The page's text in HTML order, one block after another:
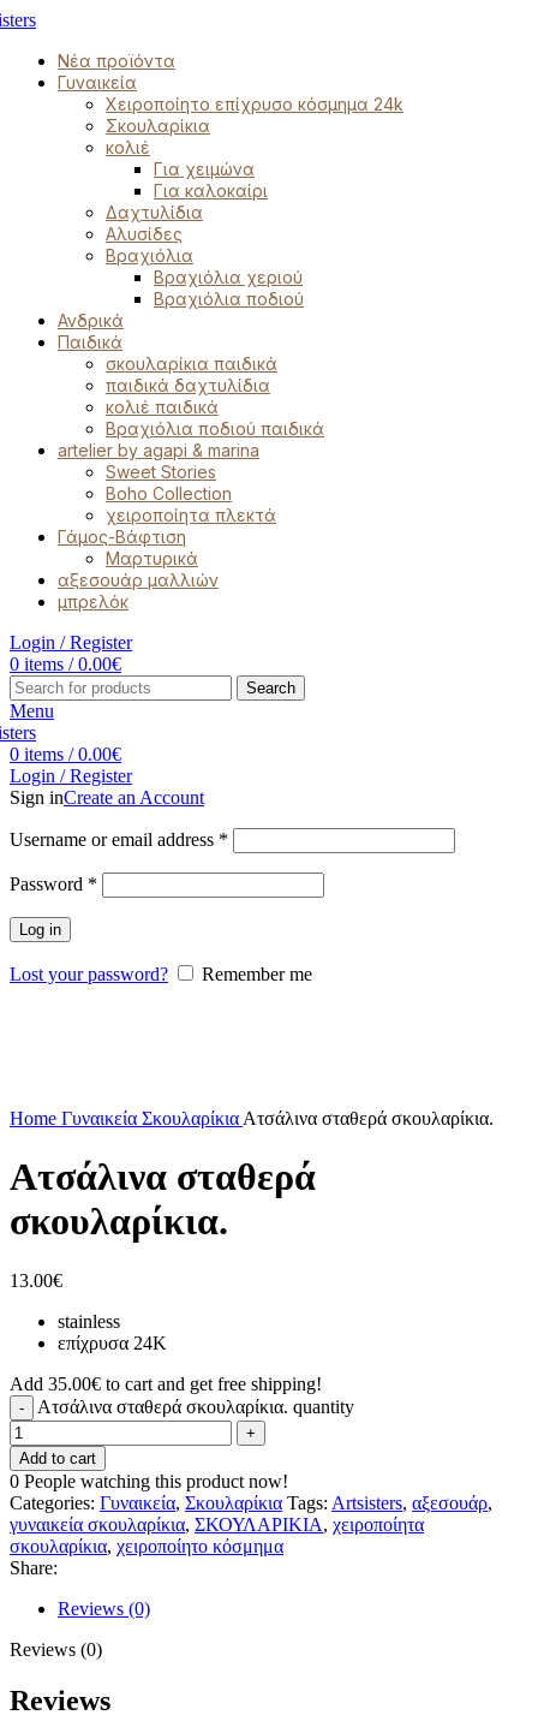
Νέα προϊόντα
Γυναικεία
Χειροποίητο επίχρυσο κόσμημα 24k
Σκουλαρίκια
κολιέ
Για χειμώνα
Για καλοκαίρι
Δαχτυλίδια
Αλυσίδες
Βραχιόλια
Βραχιόλια χεριού
Βραχιόλια ποδιού
Ανδρικά
Παιδικά
σκουλαρίκια παιδικά
παιδικά δαχτυλίδια
κολιέ παιδικά
Βραχιόλια ποδιού παιδικά
artelier by agapi & marina
Sweet Stories
Boho Collection
χειροποίητα πλεκτά
Γάμος-Βάφτιση
Μαρτυρικά
αξεσουάρ μαλλιών
μπρελόκ
Login / Register
0 items / 0.00€
Search
Menu
0 items / 0.00€
Login / Register
Sign inCreate an Account
Username or email address *
Password *
Log in
Lost your password? Remember me
Home Γυναικεία Σκουλαρίκια Ατσάλινα σταθερά σκουλαρίκια.
Ατσάλινα σταθερά
σκουλαρίκια.
13.00€
stainless
επίχρυσα 24K
Add 35.00€ to cart and get free shipping!
Ατσάλινα σταθερά σκουλαρίκια. quantity
Add to cart
0 People watching this product now!
Categories: Γυναικεία, Σκουλαρίκια Tags: Artsisters, αξεσουάρ,
γυναικεία σκουλαρίκια, ΣΚΟΥΛΑΡΙΚΙΑ, χειροποίητα
σκουλαρίκια, χειροποίητο κόσμημα
Share:
Reviews (0)
Reviews (0)
Reviews